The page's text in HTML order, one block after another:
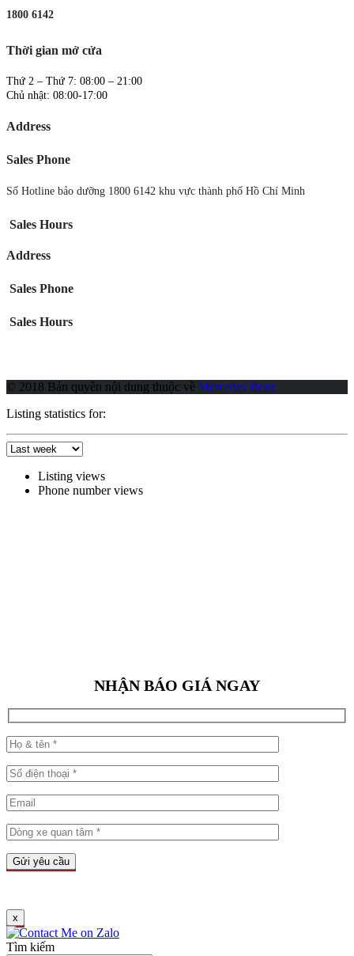
1800 6142
Thời gian mở cửa
Thứ 2 – Thứ 7: 08:00 – 21:00
Chủ nhật: 08:00-17:00
Address
Sales Phone
Số Hotline bảo dưỡng 1800 6142 khu vực thành phố Hồ Chí Minh
Sales Hours
Address
Sales Phone
Sales Hours
© 2018 Bản quyền nội dung thuộc về Mercedes Benz
Listing statistics for:
Listing views
Phone number views
NHẬN BÁO GIÁ NGAY
x
Tìm kiếm